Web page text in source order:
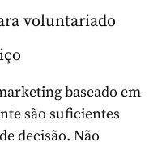
voluntariado
baseado em
são suficientes
decisão. Não